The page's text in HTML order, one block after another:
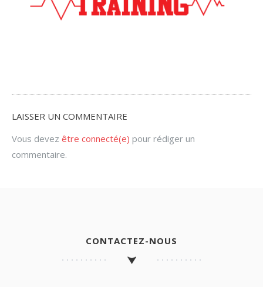
LAISSER UN COMMENTAIRE
Vous devez être connecté(e) pour rédiger un
commentaire.
CONTACTEZ-NOUS